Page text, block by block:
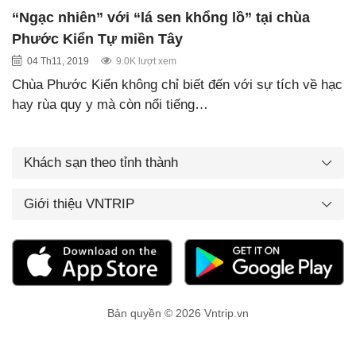
“Ngạc nhiên” với “lá sen khổng lồ” tại chùa
Phước Kiển Tự miền Tây
04 Th11, 2019 9.0K lượt xem
Chùa Phước Kiển không chỉ biết đến với sự tích về hạc
hay rùa quy y mà còn nổi tiếng…
Khách sạn theo tỉnh thành
Giới thiệu VNTRIP
Bản quyền © 2026 Vntrip.vn